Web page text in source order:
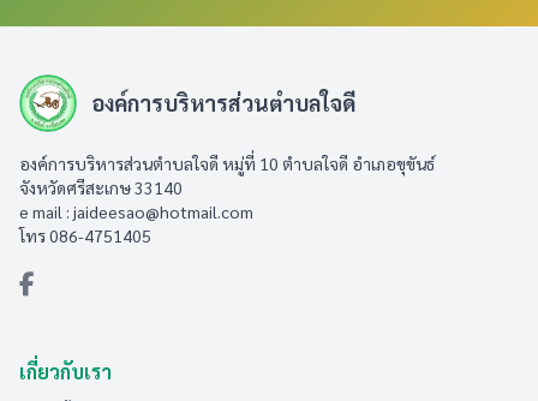
องค์การบริหารส่วนตำบลใจดี
องค์การบริหารส่วนตำบลใจดี หมู่ที่ 10 ตำบลใจดี อำเภอขุขันธ์
จังหวัดศรีสะเกษ 33140
e mail : jaideesao@hotmail.com
โทร 086-4751405
เกี่ยวกับเรา